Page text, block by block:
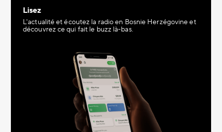
Lisez
L'actualité et écoutez la radio en Bosnie Herzégovine et
découvrez ce qui fait le buzz là-bas.